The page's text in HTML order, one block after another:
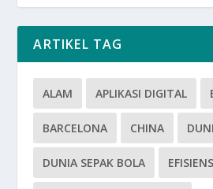
ARTIKEL TAG
ALAM APLIKASI DIGITAL
BARCELONA CHINA
DUNIA SEPAK BOLA